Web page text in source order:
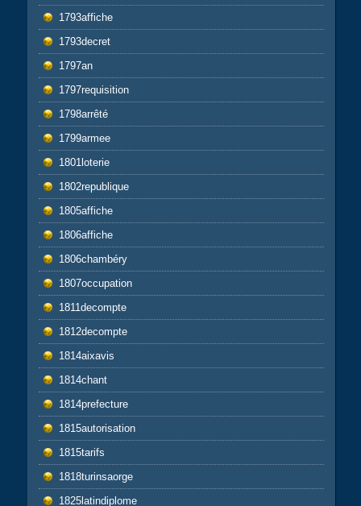
1793affiche
1793decret
1797an
1797requisition
1798arrêté
1799armee
1801loterie
1802republique
1805affiche
1806affiche
1806chambéry
1807occupation
1811decompte
1812decompte
1814aixavis
1814chant
1814prefecture
1815autorisation
1815tarifs
1818turinsaorge
1825latindiplome